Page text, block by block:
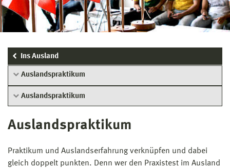
Ins Ausland
Auslandspraktikum
Auslandspraktikum
Auslandspraktikum
Praktikum und Auslandserfahrung verknüpfen und dabei
gleich doppelt punkten. Denn wer den Praxistest im Ausland